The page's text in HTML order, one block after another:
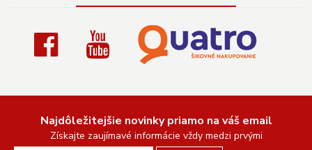
Najdôležitejšie novinky priamo na váš email
Získajte zaujímavé informácie vždy medzi prvými